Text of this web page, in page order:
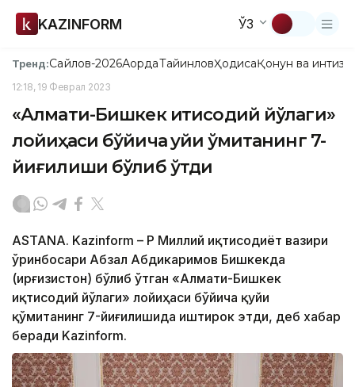
KAZINFORM ЎЗ
Тренд:Сайлов-2026АқордаТайинловҲодисаҚонун ва
12:18, 19 Феврал 2023
«Алмати-Бишкек иқтисодий йўлаги»
лойиҳаси бўйича қуйи қўмитанинг 7-
йиғилиши бўлиб ўтди
ASTANA. Kazinform – ҚР Миллий иқтисодиёт вазири
ўринбосари Абзал Абдикаримов Бишкекда
(Қирғизистон) бўлиб ўтган «Алмати-Бишкек
иқтисодий йўлаги» лойиҳаси бўйича қуйи
қўмитанинг 7-йиғилишида иштирок этди, деб хабар
беради Kazinform.